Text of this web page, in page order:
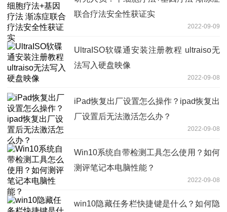
联合疗法安全性获证实
2022-09-09
UltraISO软碟通安装注册教程 ultraiso无
法写入硬盘映像
2022-09-08
iPad恢复出厂设置怎么操作？ipad恢复出
厂设置后无法激活怎么办？
2022-09-08
Win10系统自带检测工具怎么使用？如何
测评笔记本电脑性能？
2022-09-08
win10隐藏任务栏快捷键是什么？如何隐